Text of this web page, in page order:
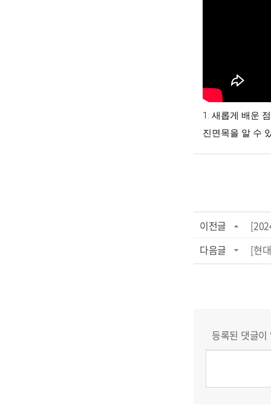
1. 새롭게 배운
진면목을 알 수
이전글
다음글
[현
등록된 댓글이